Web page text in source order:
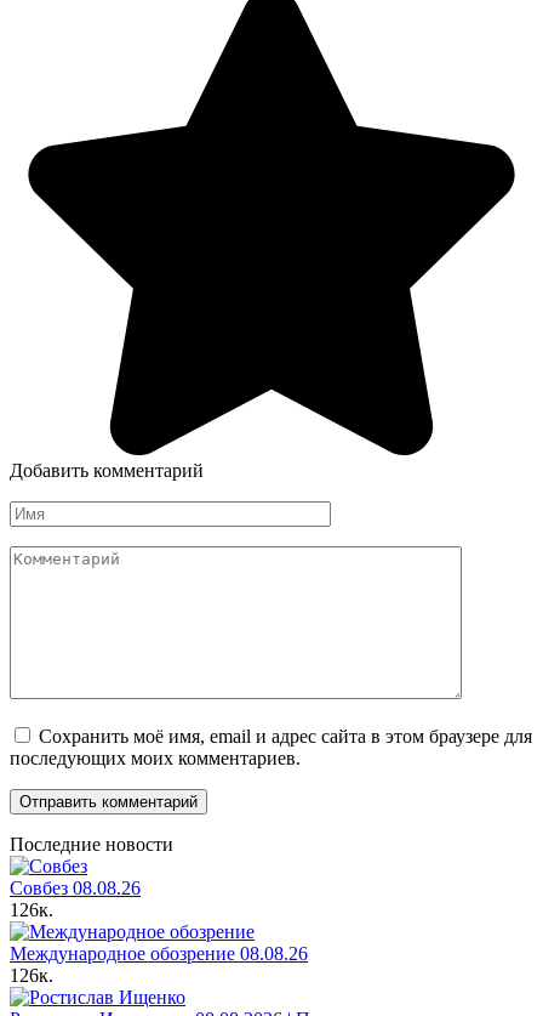
Добавить комментарий
Имя
Комментарий
Сохранить моё имя, email и адрес сайта в этом браузере для
последующих моих комментариев.
Последние новости
Совбез 08.08.26
126к.
Международное обозрение 08.08.26
126к.